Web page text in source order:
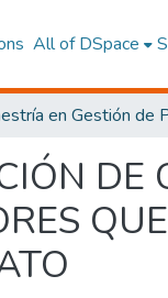
All of DSpace
DE